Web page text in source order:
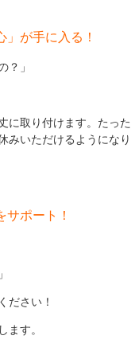
が手に入る！
？」
に取り付けます。たった
みいただけるようになり
ポート！
ださい！
ます。